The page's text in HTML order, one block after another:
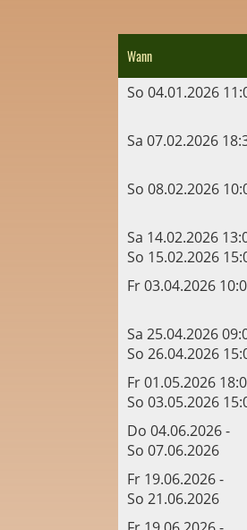
Wann
So 04.01.2026
Sa 07.02.2026
So 08.02.2026
Sa 14.02.2026
So 15.02.2026
Fr 03.04.2026
Sa 25.04.2026
So 26.04.2026
Fr 01.05.2026
So 03.05.2026
Do 04.06.2026 -
So 07.06.2026
Fr 19.06.2026 -
So 21.06.2026